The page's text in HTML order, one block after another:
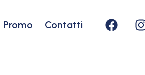
Promo Contatti